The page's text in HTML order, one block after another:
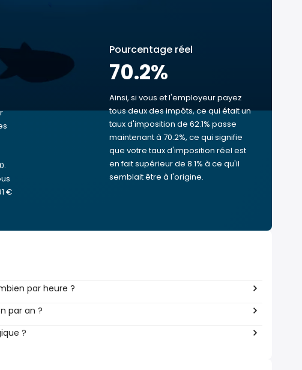
€
Pourcentage réel
70.2%
Ainsi, si vous et l'employeur payez
tous deux des impôts, ce qui était un
taux d'imposition de 62.1% passe
maintenant à 70.2%, ce qui signifie
que votre taux d'imposition réel est
en fait supérieur de 8.1% à ce qu'il
semblait être à l'origine.
par heure ?
par an ?
?